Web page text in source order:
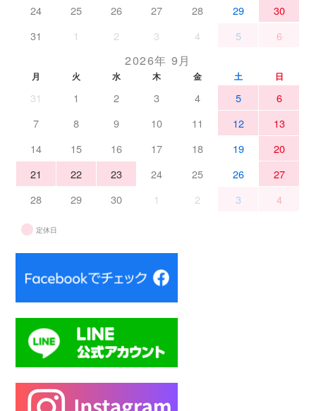
24
25 26 27 28 29
30
31
1 2 3 4 5 6
2026年 9月
月 火 水 木 金 土 日
31 1 2 3 4 5
6
7
8 9 10 11 12
13
14
15 16 17 18 19
20
21
22 23 24 25 26
27
28
29 30 1 2 3 4
定休日